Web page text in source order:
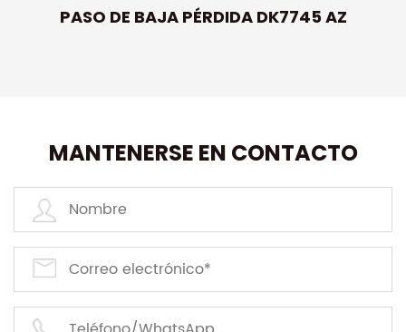
PASO DE BAJA PÉRDIDA DK7745 AZ
MANTENERSE EN CONTACTO